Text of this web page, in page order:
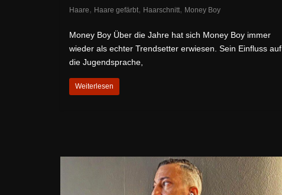
Haare, Haare gefärbt, Haarschnitt, Money Boy
Money Boy Über die Jahre hat sich Money Boy immer
wieder als echter Trendsetter erwiesen. Sein Einfluss auf
die Jugendsprache,
Weiterlesen